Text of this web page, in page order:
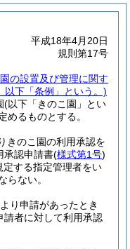
平成18年4月20日
規則第17号
の設置及び管理に関す
以下「条例」という。)
(以下「きのこ園」とい
めるものとする。
きのこ園の利用承認を
承認申請書(様式第1号)
定する指定管理者をい
らない。
り申請があったとき
請者に対して利用承認